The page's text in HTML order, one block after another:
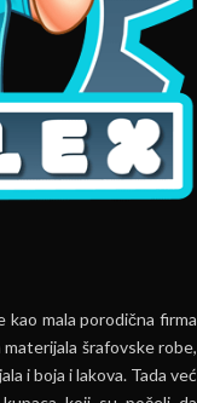
kao mala porodična firma
šrafovske robe,
i boja i lakova. Tada već